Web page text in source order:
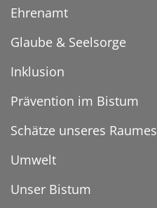
Ehrenamt
Glaube & Seelsorge
Inklusion
Prävention im Bistum
Schätze unseres Raumes
Umwelt
Unser Bistum